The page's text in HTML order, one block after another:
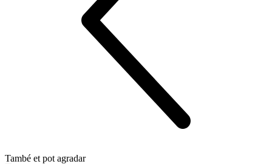
També et pot agradar